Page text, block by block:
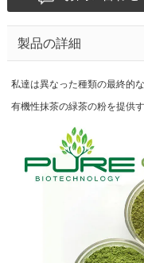
製品の詳細
私達は異なった種類の最終的
有機性抹茶の緑茶の粉を提供す